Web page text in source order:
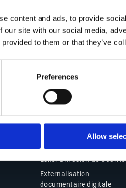
content and ads, to provide
our site with our social media,
provided to them or that they’ve
Preferences
Allow
Nos bureaux
Partenaires
Demand
Pourquoi choisir Esker
Produits
Esker Diffusion de
Externalisation
documentaire digitale